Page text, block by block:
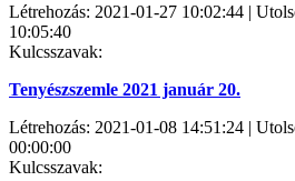
Létrehozás: 2021-01-27 10:02:44 |
10:05:40
Kulcsszavak:
Tenyészszemle 2021 január 20.
Létrehozás: 2021-01-08 14:51:24 |
00:00:00
Kulcsszavak: